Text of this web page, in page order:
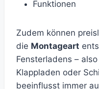
Funktionen
Zudem können
die Montageart
Fensterladens –
Klappladen oder
beeinflusst immer